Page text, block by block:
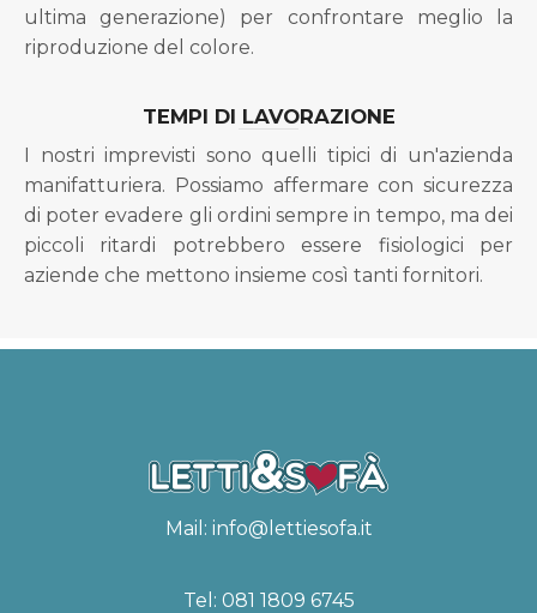
ultima generazione) per confrontare meglio la
riproduzione del colore.
TEMPI DI LAVORAZIONE
I nostri imprevisti sono quelli tipici di un'azienda
manifatturiera. Possiamo affermare con sicurezza
di poter evadere gli ordini sempre in tempo, ma dei
piccoli ritardi potrebbero essere fisiologici per
aziende che mettono insieme così tanti fornitori.
Mail: info@lettiesofa.it
Tel: 081 1809 6745